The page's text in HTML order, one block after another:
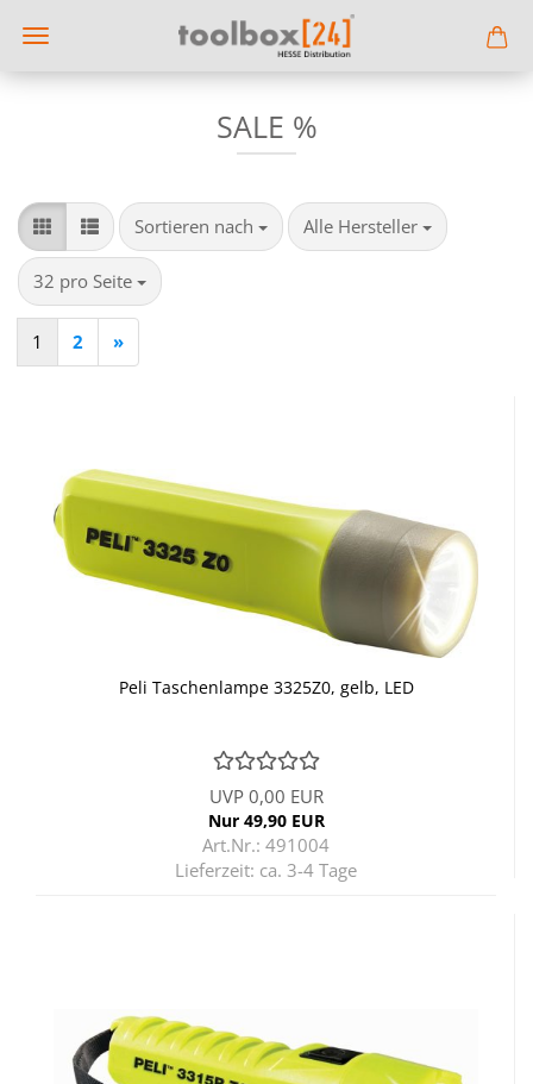
SALE %
Sortieren nach
Sortieren nach Alle Hersteller
pro Seite
32 pro Seite
pro Seite
1 2 »
Peli Ta­schen­lam­pe 3325Z0, gelb, LED
UVP 0,00 EUR
Nur 49,90 EUR
Art.Nr.: 491004
Lieferzeit: ca. 3-4 Tage